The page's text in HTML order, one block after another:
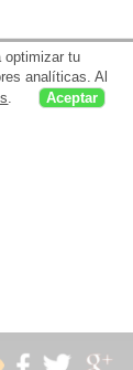
optimizar tu
analíticas. Al
Aceptar